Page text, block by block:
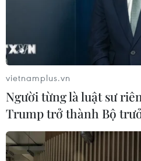
vietnamplus.vn
Người từng là luật sư
Trump trở thành Bộ